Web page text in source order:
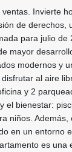
Invierte
de derechos,
para julio
mayor
modernos y
al aire
y 2
bienestar:
niños.
en un entorno
es